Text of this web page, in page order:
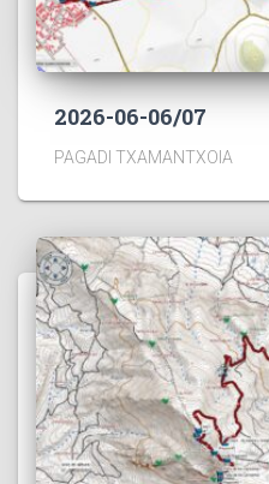
2026-06-06/07
PAGADI TXAMANTXOIA